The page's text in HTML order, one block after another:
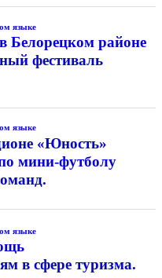
языке
Белорецком районе
фестиваль
языке
«Юность»
мини-футболу
языке
в сфере туризма.